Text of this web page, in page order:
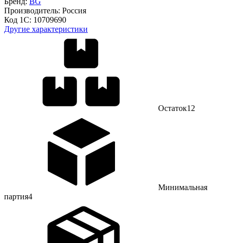
Производитель: Россия
Код 1С: 10709690
Другие характеристики
Остаток12
Минимальная
партия4